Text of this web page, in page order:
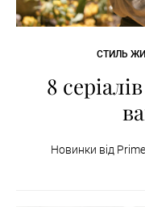
СТИЛЬ
8
Новинки від